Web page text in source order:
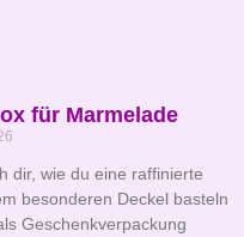
für Marmelade
dir, wie du eine raffinierte
besonderen Deckel basteln
Geschenkverpackung